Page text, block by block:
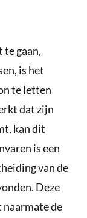
gaan,
is het
te letten
dat zijn
kan dit
is een
van de
Deze
de